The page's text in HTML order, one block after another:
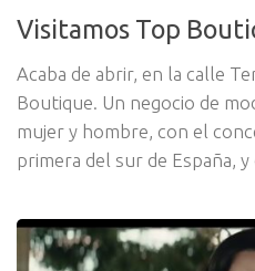
Visitamos Top
Acaba de abrir, en la calle
Boutique. Un negocio de
mujer y hombre, con el
primera del sur de España,